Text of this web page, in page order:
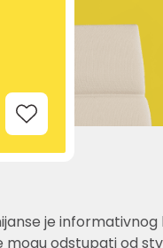
Add to Wishlist
je
mogu odstupati od